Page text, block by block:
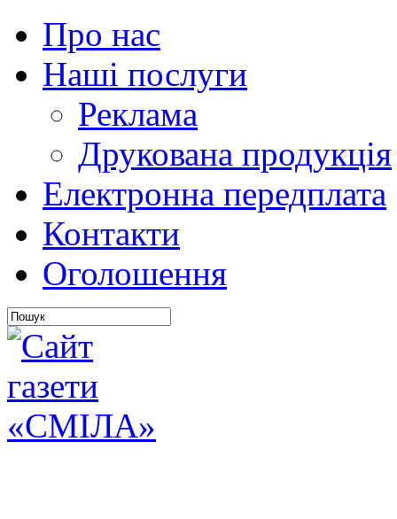
Про нас
Наші послуги
Реклама
Друкована продукція
Електронна передплата
Контакти
Оголошення